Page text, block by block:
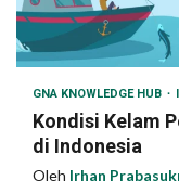
GNA KNOWLEDGE HUB
Kondisi Kelam
di Indonesia
Oleh Irhan